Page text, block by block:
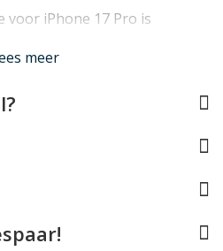
voor iPhone 17 Pro is
is om
van Guess is mooi slank en
uw toestel desondanks
van TPU. Dit is een
meer